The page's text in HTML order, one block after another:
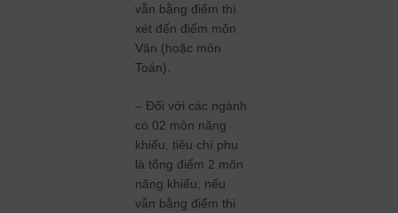
vẫn bằng điểm thì
xét đến điểm môn
Văn (hoặc môn
Toán).
– Đối với các ngành
có 02 môn năng
khiếu, tiêu chí phụ
là tổng điểm 2 môn
năng khiếu; nếu
vẫn bằng điểm thi